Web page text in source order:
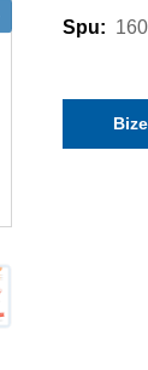
Spu: